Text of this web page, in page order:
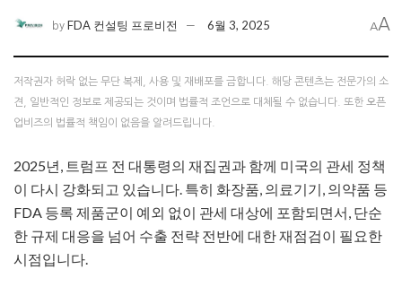
by FDA 컨설팅 프로비전 6월 3, 2025 AA
저작권자 허락 없는 무단 복제, 사용 및 재배포를 금합니다. 해당 콘텐츠는 전문가의 소
견, 일반적인 정보로 제공되는 것이며 법률적 조언으로 대체될 수 없습니다. 또한 오픈
업비즈의 법률적 책임이 없음을 알려드립니다.
2025년, 트럼프 전 대통령의 재집권과 함께 미국의 관세 정책
이 다시 강화되고 있습니다. 특히 화장품, 의료기기, 의약품 등
FDA 등록 제품군이 예외 없이 관세 대상에 포함되면서, 단순
한 규제 대응을 넘어 수출 전략 전반에 대한 재점검이 필요한
시점입니다.